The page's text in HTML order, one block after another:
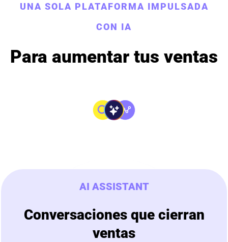
UNA SOLA PLATAFORMA IMPULSADA
CON IA
Para aumentar tus ventas
AI ASSISTANT
Conversaciones que cierran
ventas